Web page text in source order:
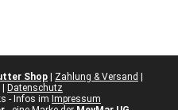
Shop Zahlung & Versand
Datenschutz
- Infos im Impressum